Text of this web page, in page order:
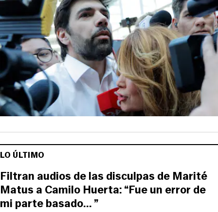
LO ÚLTIMO
Filtran audios de las disculpas de Marité
Matus a Camilo Huerta: “Fue un error de
mi parte basado... ”